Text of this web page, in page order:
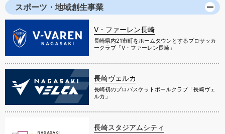
スポーツ・地域創生事業
V・ファーレン長崎
長崎県内21市町をホームタウンとするプロサッカ
ークラブ「V・ファーレン長崎」
長崎ヴェルカ
長崎初のプロバスケットボールクラブ「長崎ヴェ
ルカ」
長崎スタジアムシティ